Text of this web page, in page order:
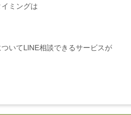
ミングは
いてLINE相談できるサービスが